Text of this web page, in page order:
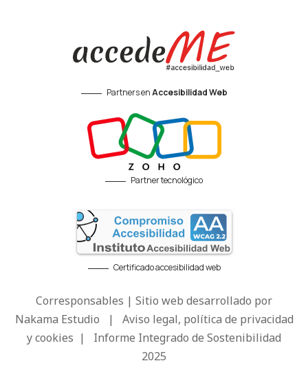
Partners enAccesibilidad Web
Partner tecnológico
Certificado accesibilidad web
Corresponsables | Sitio web desarrollado por
Nakama Estudio | Aviso legal, política de privacidad
y cookies | Informe Integrado de Sostenibilidad
2025